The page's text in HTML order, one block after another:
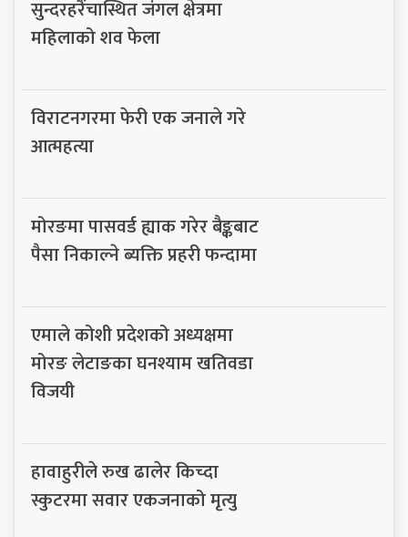
सुन्दरहरैंचास्थित जंगल क्षेत्रमा
महिलाको शव फेला
विराटनगरमा फेरी एक जनाले गरे
आत्महत्या
मोरङमा पासवर्ड ह्याक गरेर बैङ्कबाट
पैसा निकाल्ने ब्यक्ति प्रहरी फन्दामा
एमाले कोशी प्रदेशको अध्यक्षमा
मोरङ लेटाङका घनश्याम खतिवडा
विजयी
हावाहुरीले रुख ढालेर किच्दा
स्कुटरमा सवार एकजनाको मृत्यु